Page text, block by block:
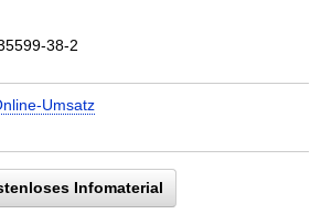
38-2
Umsatz
Infomaterial